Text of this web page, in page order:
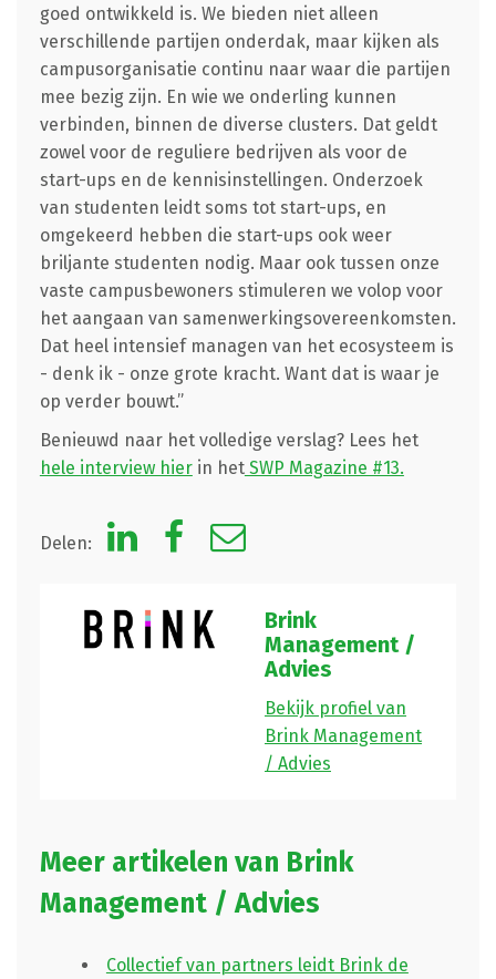
goed ontwikkeld is. We bieden niet alleen
verschillende partijen onderdak, maar kijken als
campusorganisatie continu naar waar die partijen
mee bezig zijn. En wie we onderling kunnen
verbinden, binnen de diverse clusters. Dat geldt
zowel voor de reguliere bedrijven als voor de
start-ups en de kennisinstellingen. Onderzoek
van studenten leidt soms tot start-ups, en
omgekeerd hebben die start-ups ook weer
briljante studenten nodig. Maar ook tussen onze
vaste campusbewoners stimuleren we volop voor
het aangaan van samenwerkingsovereenkomsten.
Dat heel intensief managen van het ecosysteem is
- denk ik - onze grote kracht. Want dat is waar je
op verder bouwt.”
Benieuwd naar het volledige verslag? Lees het
hele interview hierin hetSWP Magazine #13.
Delen:
Brink
Management /
Advies
Bekijk profiel van
Brink Management
/ Advies
Meer artikelen van Brink
Management / Advies
Collectief van partners leidt Brink de